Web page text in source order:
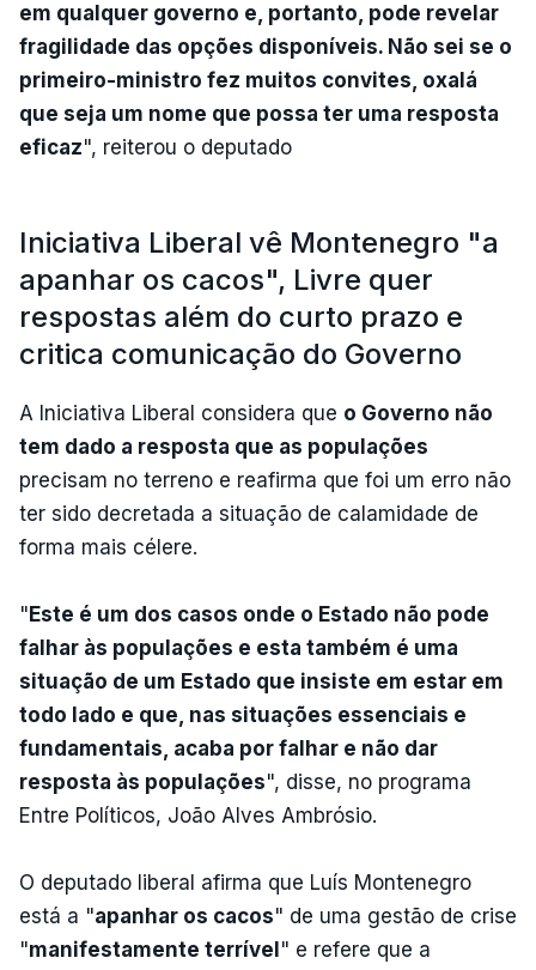
em qualquer governo e, portanto, pode revelar
fragilidade das opções disponíveis. Não sei se o
primeiro-ministro fez muitos convites, oxalá
que seja um nome que possa ter uma resposta
eficaz", reiterou o deputado
Iniciativa Liberal vê Montenegro "a
apanhar os cacos", Livre quer
respostas além do curto prazo e
critica comunicação do Governo
A Iniciativa Liberal considera que o Governo não
tem dado a resposta que as populações
precisam no terreno e reafirma que foi um erro não
ter sido decretada a situação de calamidade de
forma mais célere.
" Este é um dos casos onde o Estado não pode
falhar às populações e esta também é uma
situação de um Estado que insiste em estar em
todo lado e que, nas situações essenciais e
fundamentais, acaba por falhar e não dar
resposta às populações", disse, no programa
Entre Políticos, João Alves Ambrósio.
O deputado liberal afirma que Luís Montenegro
está a "apanhar os cacos" de uma gestão de crise
"manifestamente terrível " e refere que a